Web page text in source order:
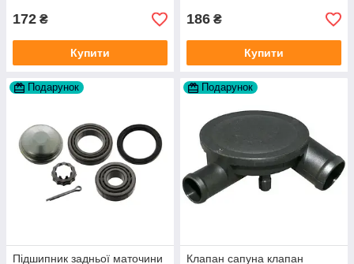
172 ₴
Купити
186 ₴
Купити
Подарунок
Підшипник задньої маточини
Подарунок
Клапан сапуна клапан